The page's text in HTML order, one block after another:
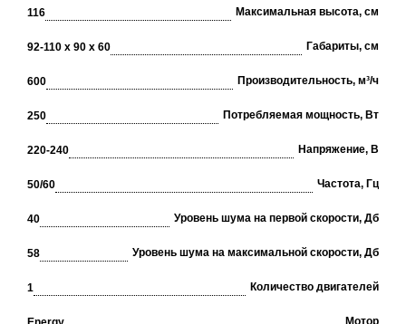
116 Максимальная высота, см
92-110 х 90 х 60 Габариты, см
600 Производительность, м³/ч
250 Потребляемая мощность, Вт
220-240 Напряжение, В
50/60 Частота, Гц
40 Уровень шума на первой скорости, Дб
58 Уровень шума на максимальной скорости, Дб
1 Количество двигателей
Мотор